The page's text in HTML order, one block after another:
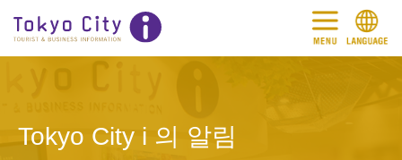
Tokyo City i 의 알림